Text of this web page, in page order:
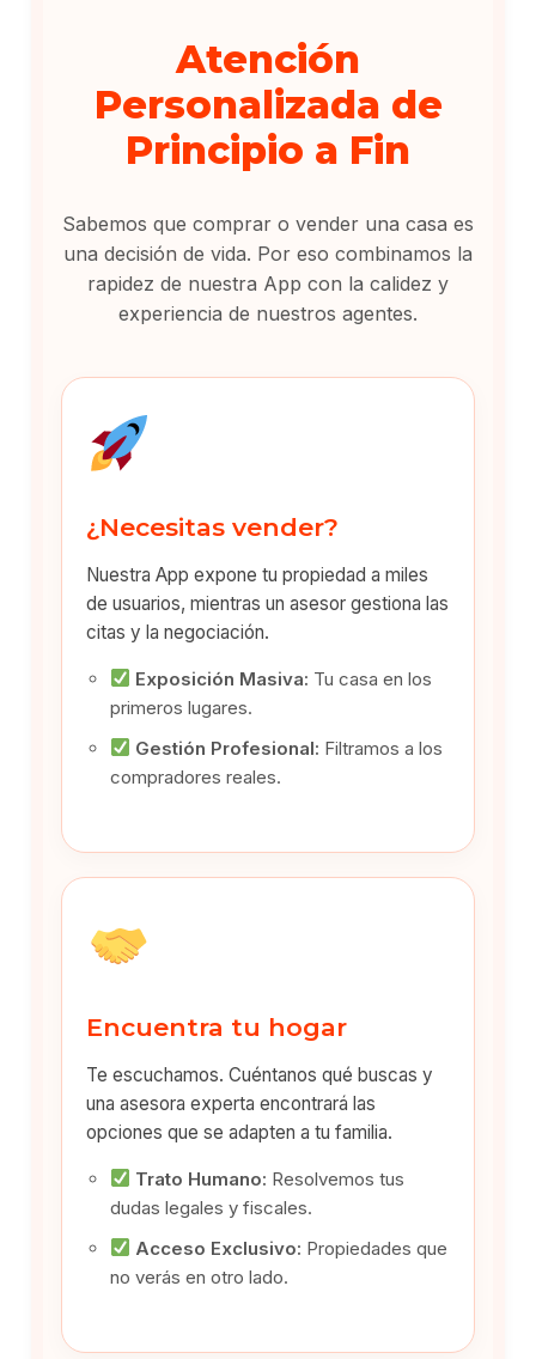
Atención
Personalizada de
Principio a Fin
Sabemos que comprar o vender una casa es
una decisión de vida. Por eso combinamos la
rapidez de nuestra App con la calidez y
experiencia de nuestros agentes.
¿Necesitas vender?
Nuestra App expone tu propiedad a miles
de usuarios, mientras un asesor gestiona las
citas y la negociación.
Exposición Masiva: Tu casa en los
primeros lugares.
Gestión Profesional: Filtramos a los
compradores reales.
Encuentra tu hogar
Te escuchamos. Cuéntanos qué buscas y
una asesora experta encontrará las
opciones que se adapten a tu familia.
Trato Humano: Resolvemos tus
dudas legales y fiscales.
Acceso Exclusivo: Propiedades que
no verás en otro lado.